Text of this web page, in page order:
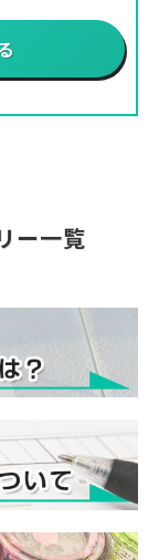
ー一覧